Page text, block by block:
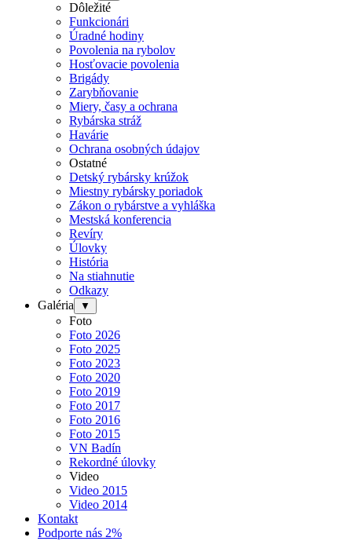
Dôležité
Funkcionári
Úradné hodiny
Povolenia na rybolov
Hosťovacie povolenia
Brigády
Zarybňovanie
Miery, časy a ochrana
Rybárska stráž
Havárie
Ochrana osobných údajov
Ostatné
Detský rybársky krúžok
Miestny rybársky poriadok
Zákon o rybárstve a vyhláška
Mestská konferencia
Revíry
Úlovky
História
Na stiahnutie
Odkazy
Galéria
▼
Foto
Foto 2026
Foto 2025
Foto 2023
Foto 2020
Foto 2019
Foto 2017
Foto 2016
Foto 2015
VN Badín
Rekordné úlovky
Video
Video 2015
Video 2014
Kontakt
Podporte nás 2%